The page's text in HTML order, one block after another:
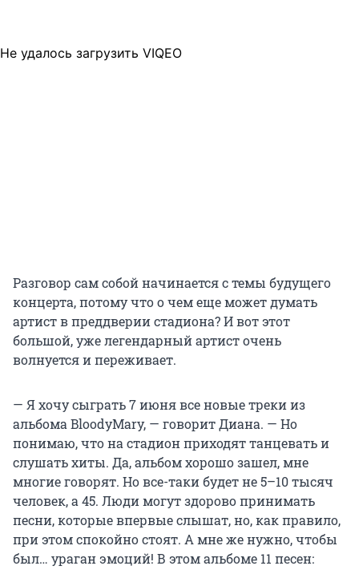
Не удалось загрузить VIQEO
Разговор сам собой начинается с темы будущего
концерта, потому что о чем еще может думать
артист в преддверии стадиона? И вот этот
большой, уже легендарный артист очень
волнуется и переживает.
— Я хочу сыграть 7 июня все новые треки из
альбома BloodyMary, — говорит Диана. — Но
понимаю, что на стадион приходят танцевать и
слушать хиты. Да, альбом хорошо зашел, мне
многие говорят. Но все-таки будет не5–10 тысяч
человек, а 45. Люди могут здорово принимать
песни, которые впервые слышат, но, как правило,
при этом спокойно стоят. А мне же нужно, чтобы
был… ураган эмоций! В этом альбоме 11 песен: